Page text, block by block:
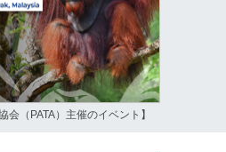
会（PATA）主催のイベント】